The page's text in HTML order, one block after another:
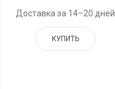
Доставка за 14–20 дней
КУПИТЬ